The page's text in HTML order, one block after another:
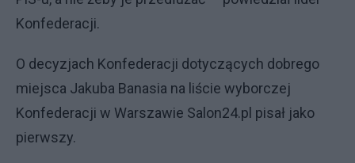
Konfederacji.
O decyzjach Konfederacji dotyczących dobrego
miejsca Jakuba Banasia na liście wyborczej
Konfederacji w Warszawie Salon24.pl pisał jako
pierwszy.